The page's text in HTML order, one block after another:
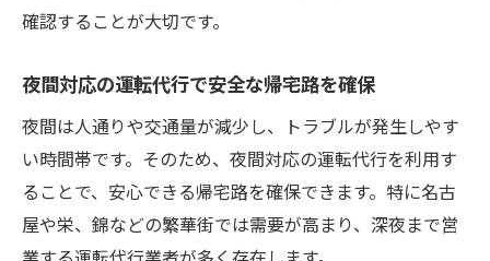
運転代行の夜間割増料金の仕組みとは
例
確認することが大切です。
夜間対応の運転代行で安全な帰宅路を確保
夜間は人通りや交通量が減少し、トラブルが発生しやす
い時間帯です。そのため、夜間対応の運転代行を利用す
ることで、安心できる帰宅路を確保できます。特に名古
屋や栄、錦などの繁華街では需要が高まり、深夜まで営